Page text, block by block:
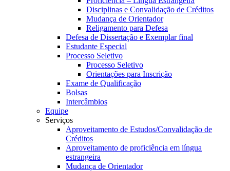
Disciplinas e Convalidação de Créditos
Mudança de Orientador
Religamento para Defesa
Defesa de Dissertação e Exemplar final
Estudante Especial
Processo Seletivo
Processo Seletivo
Orientações para Inscrição
Exame de Qualificação
Bolsas
Intercâmbios
Equipe
Serviços
Aproveitamento de Estudos/Convalidação de
Créditos
Aproveitamento de proficiência em língua
estrangeira
Mudança de Orientador